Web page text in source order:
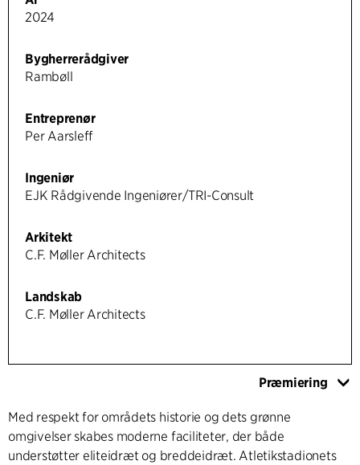
2024
Bygherrerådgiver
Rambøll
Entreprenør
Per Aarsleff
Ingeniør
EJK Rådgivende Ingeniører/TRI-Consult
Arkitekt
C.F. Møller Architects
Landskab
C.F. Møller Architects
Præmiering
Med respekt for områdets historie og dets grønne
omgivelser skabes moderne faciliteter, der både
understøtter eliteidræt og breddeidræt. Atletikstadionets